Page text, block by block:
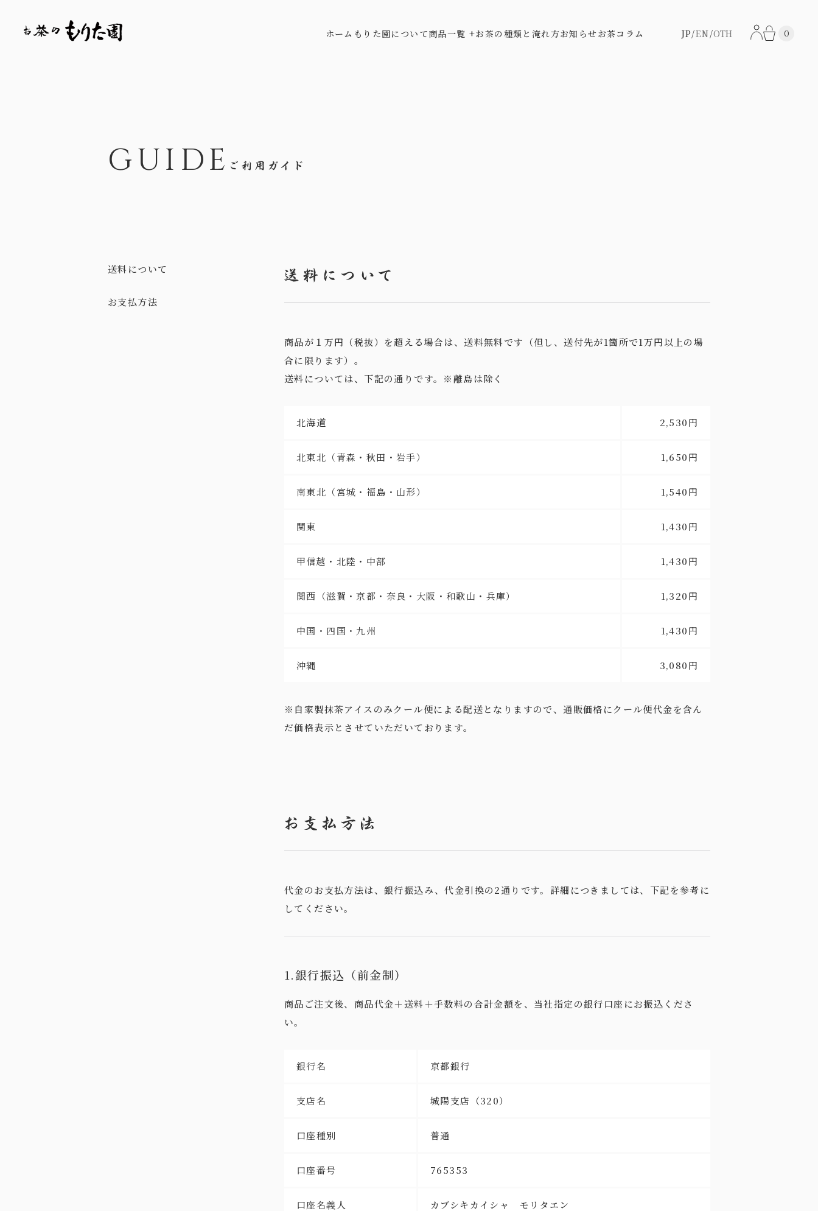
ホーム もりた園について商品一覧 +お茶の種類と淹れ方お知らせお茶コラム JP EN OTH 0
GUIDE
送料について
お支払方法
商品が１万円（税抜）を超える場合は、送料無料です（但し、送付先が1箇所で1万円以上の場
合に限ります）。
送料については、下記の通りです。※離島は除く
北海道 2,530円
北東北（青森・秋田・岩手） 1,650円
南東北（宮城・福島・山形） 1,540円
関東 1,430円
甲信越・北陸・中部 1,430円
関西（滋賀・京都・奈良・大阪・和歌山・兵庫） 1,320円
中国・四国・九州 1,430円
沖縄 3,080円
※自家製抹茶アイスのみクール便による配送となりますので、通販価格にクール便代金を含ん
だ価格表示とさせていただいております。
代金のお支払方法は、銀行振込み、代金引換の2通りです。詳細につきましては、下記を参考に
してください。
1.銀行振込（前金制）
商品ご注文後、商品代金＋送料＋手数料の合計金額を、当社指定の銀行口座にお振込くださ
い。
銀行名 京都銀行
支店名 城陽支店（320）
口座種別 普通
口座番号 765353
口座名義人 カブシキカイシャ モリタエン